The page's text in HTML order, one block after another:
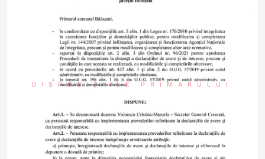
DISPOZIȚIILE PRIMARULUI